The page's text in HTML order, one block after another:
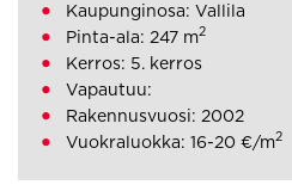
Kaupunginosa: Vallila
Pinta-ala: 247 m2
Kerros: 5. kerros
Vapautuu:
Rakennusvuosi: 2002
Vuokraluokka: 16-20 €/m2